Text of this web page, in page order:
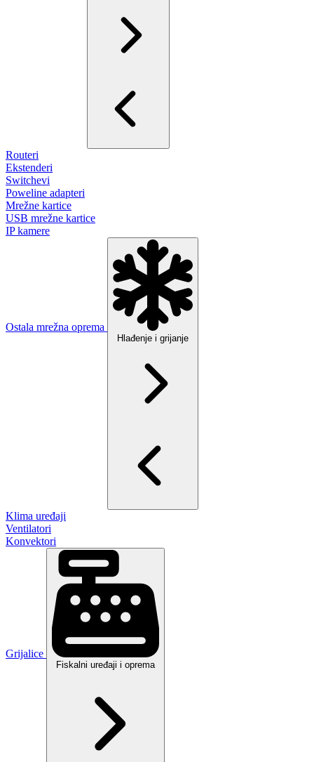
Routeri
Ekstenderi
Switchevi
Poweline adapteri
Mrežne kartice
USB mrežne kartice
IP kamere
Ostala mrežna oprema
Hlađenje i grijanje
Klima uređaji
Ventilatori
Konvektori
Grijalice
Fiskalni uređaji i oprema